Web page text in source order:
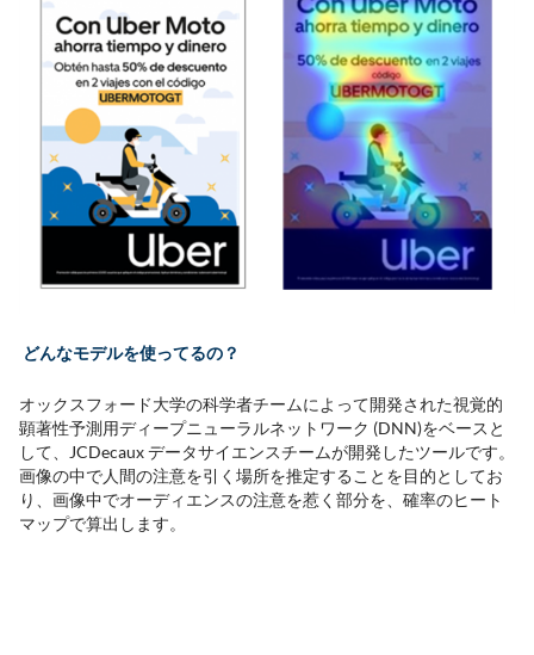
どんなモデルを使ってるの？
オックスフォード大学の科学者チームによって開発された視覚的
顕著性予測用ディープニューラルネットワーク (DNN)をベースと
して、JCDecaux データサイエンスチームが開発したツールです。
画像の中で人間の注意を引く場所を推定することを目的としてお
り、画像中でオーディエンスの注意を惹く部分を、確率のヒート
マップで算出します。